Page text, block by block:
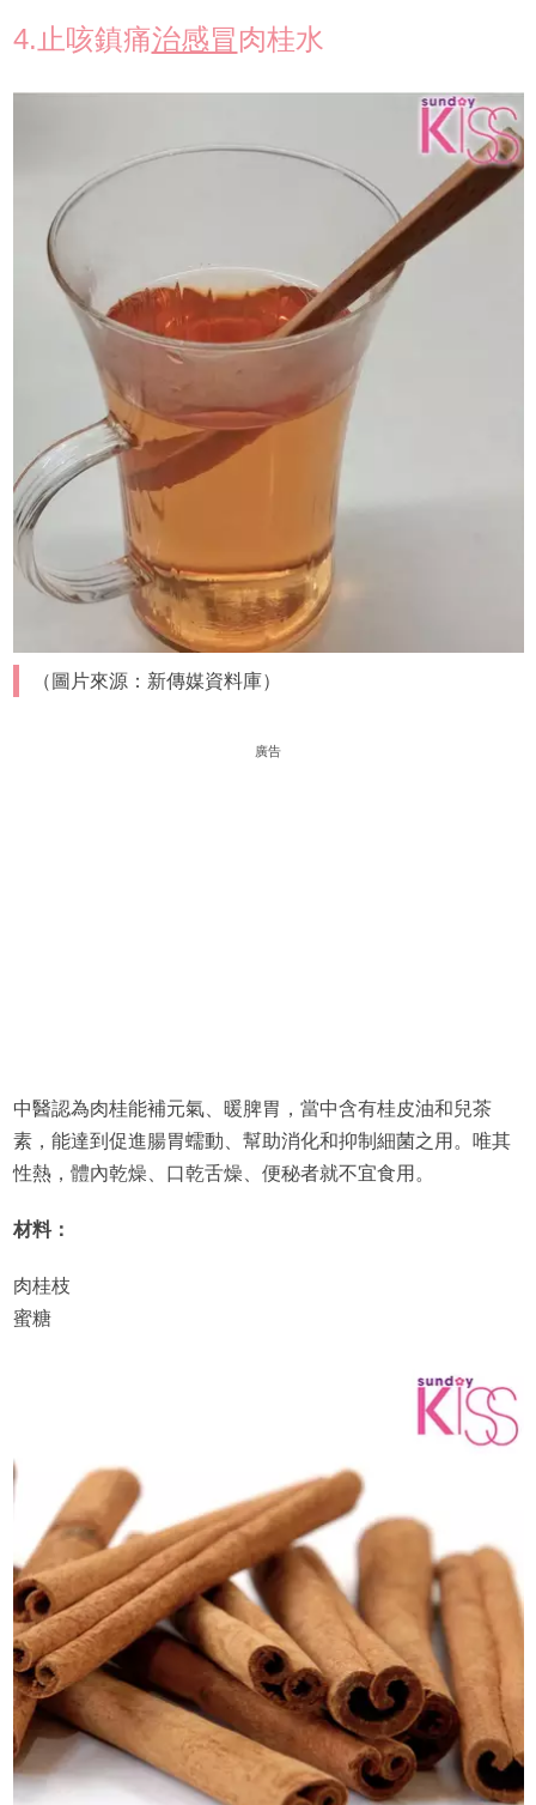
4.止咳鎮痛治感冒肉桂水
（圖片來源：新傳媒資料庫）
廣告
中醫認為肉桂能補元氣、暖脾胃，當中含有桂皮油和兒茶
素，能達到促進腸胃蠕動、幫助消化和抑制細菌之用。唯其
性熱，體內乾燥、口乾舌燥、便秘者就不宜食用。
材料：
肉桂枝
蜜糖